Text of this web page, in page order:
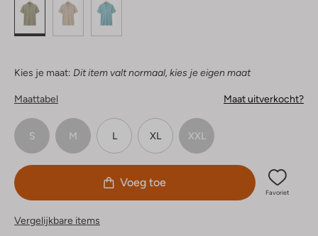
Kies je maat: Dit item valt normaal, kies je eigen maat
Maattabel Maat uitverkocht?
S M L XL XXL
Voeg toe
Favoriet
Vergelijkbare items